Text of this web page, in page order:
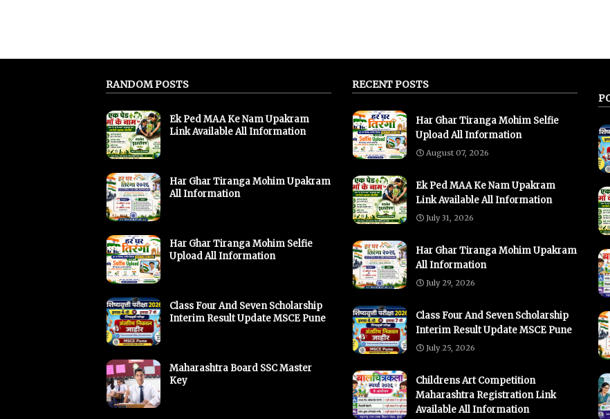
RANDOM POSTS
Ek Ped MAA Ke Nam Upakram
Link Available All Information
Har Ghar Tiranga Mohim Upakram
All Information
Har Ghar Tiranga Mohim Selfie
Upload All Information
Class Four And Seven Scholarship
Interim Result Update MSCE Pune
Maharashtra Board SSC Master
Key
RECENT POSTS
Har Ghar Tiranga Mohim Selfie
Upload All Information
August 07, 2026
Ek Ped MAA Ke Nam Upakram
Link Available All Information
July 31, 2026
Har Ghar Tiranga Mohim Upakram
All Information
July 29, 2026
Class Four And Seven Scholarship
Interim Result Update MSCE Pune
July 25, 2026
Childrens Art Competition
Maharashtra Registration Link
Available All Information